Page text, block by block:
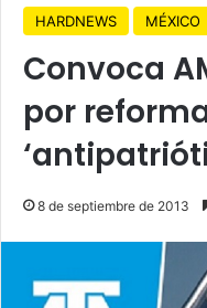
HARDNEWS MÉXICO
Convoca
por
8 de septiembre de 2013